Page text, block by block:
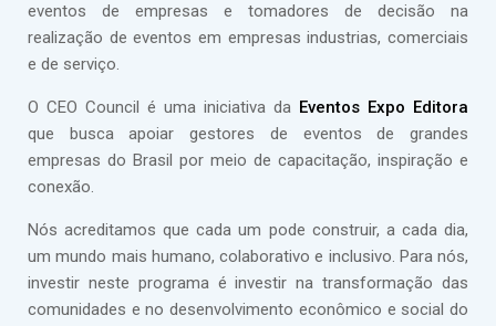
eventos de empresas e tomadores de decisão na
realização de eventos em empresas industrias, comerciais
e de serviço.
O CEO Council é uma iniciativa da Eventos Expo Editora
que busca apoiar gestores de eventos de grandes
empresas do Brasil por meio de capacitação, inspiração e
conexão.
Nós acreditamos que cada um pode construir, a cada dia,
um mundo mais humano, colaborativo e inclusivo. Para nós,
investir neste programa é investir na transformação das
comunidades e no desenvolvimento econômico e social do